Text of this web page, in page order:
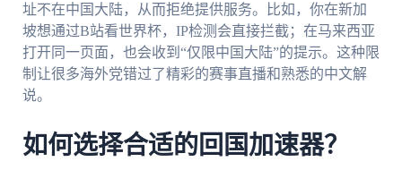
址不在中国大陆，从而拒绝提供服务。比如，你在新加
坡想通过B站看世界杯，IP检测会直接拦截；在马来西亚
打开同一页面，也会收到“仅限中国大陆”的提示。这种限
制让很多海外党错过了精彩的赛事直播和熟悉的中文解
说。
如何选择合适的回国加速器？